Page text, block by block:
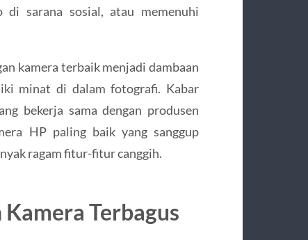
di sarana sosial, atau memenuhi
kamera terbaik menjadi dambaan
minat di dalam fotografi. Kabar
bekerja sama dengan produsen
HP paling baik yang sanggup
ragam fitur-fitur canggih.
Terbagus